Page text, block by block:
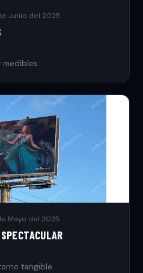
Junio del 2025
Mayo del 2025
tangible.